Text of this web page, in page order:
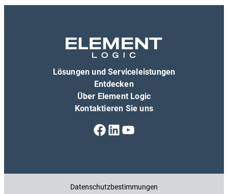
Lösungen und Serviceleistungen
Entdecken
Über Element Logic
Kontaktieren Sie uns
Facebook
LinkedIn
YouTube
Datenschutzbestimmungen